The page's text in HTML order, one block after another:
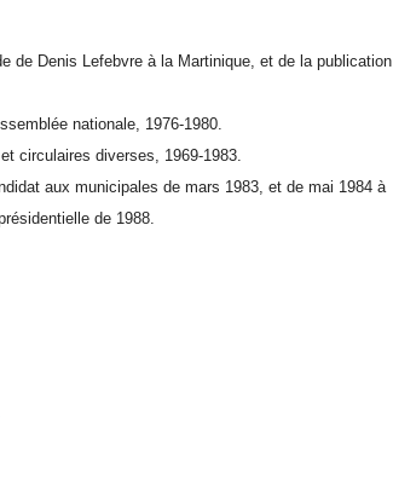
de Denis Lefebvre à la Martinique, et de la publication
nationale, 1976-1980.
circulaires diverses, 1969-1983.
aux municipales de mars 1983, et de mai 1984 à
de 1988.